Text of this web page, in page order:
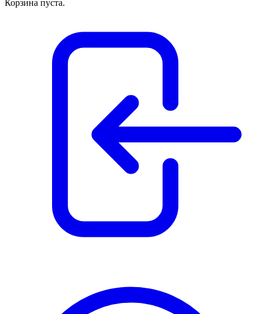
Корзина пуста.